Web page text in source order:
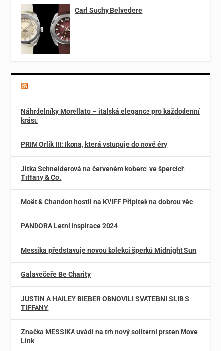
Carl Suchy Belvedere
Náhrdelníky Morellato – italská elegance pro každodenní
krásu
PRIM Orlík III: Ikona, která vstupuje do nové éry
Jitka Schneiderová na červeném koberci ve špercích
Tiffany & Co.
Moët & Chandon hostil na KVIFF Přípitek na dobrou věc
PANDORA Letní inspirace 2024
Messika představuje novou kolekci šperků Midnight Sun
Galavečeře Be Charity
JUSTIN A HAILEY BIEBER OBNOVILI SVATEBNI SLIB S
TIFFANY
Značka MESSIKA uvádí na trh nový solitérní prsten Move
Link